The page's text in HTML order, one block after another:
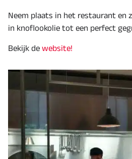
Neem plaats in het restaurant en
in knoflookolie tot een perfect
Bekijk de website!